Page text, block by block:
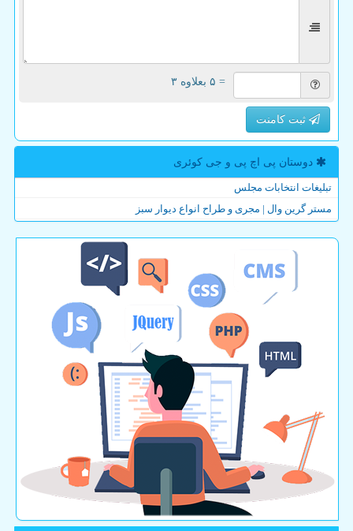
= ۵ بعلاوه ۳
ثبت کامنت
دوستان پی اچ پی و جی كوئری
تبلیغات انتخابات مجلس
مستر گرین وال | مجری و طراح انواع دیوار سبز